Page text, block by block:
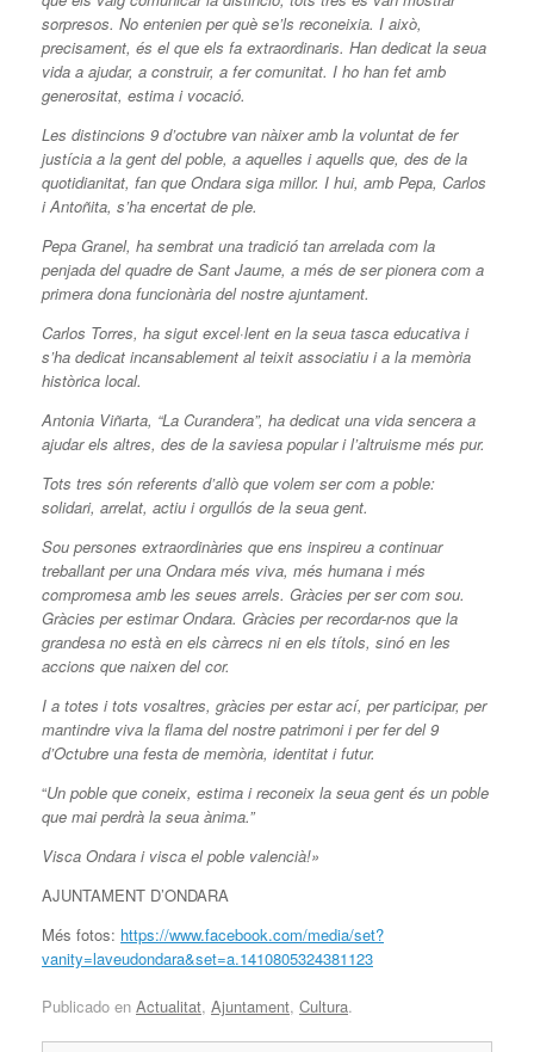
sorpresos. No entenien per què se’ls reconeixia. I això,
precisament, és el que els fa extraordinaris. Han dedicat la seua
vida a ajudar, a construir, a fer comunitat. I ho han fet amb
generositat, estima i vocació.
Les distincions 9 d’octubre van nàixer amb la voluntat de fer
justícia a la gent del poble, a aquelles i aquells que, des de la
quotidianitat, fan que Ondara siga millor. I hui, amb Pepa, Carlos
i Antoñita, s’ha encertat de ple.
Pepa Granel, ha sembrat una tradició tan arrelada com la
penjada del quadre de Sant Jaume, a més de ser pionera com a
primera dona funcionària del nostre ajuntament.
Carlos Torres, ha sigut excel·lent en la seua tasca educativa i
s’ha dedicat incansablement al teixit associatiu i a la memòria
històrica local.
Antonia Viñarta, “La Curandera”, ha dedicat una vida sencera a
ajudar els altres, des de la saviesa popular i l’altruisme més pur.
Tots tres són referents d’allò que volem ser com a poble:
solidari, arrelat, actiu i orgullós de la seua gent.
Sou persones extraordinàries que ens inspireu a continuar
treballant per una Ondara més viva, més humana i més
compromesa amb les seues arrels. Gràcies per ser com sou.
Gràcies per estimar Ondara. Gràcies per recordar-nos que la
grandesa no està en els càrrecs ni en els títols, sinó en les
accions que naixen del cor.
I a totes i tots vosaltres, gràcies per estar ací, per participar, per
mantindre viva la flama del nostre patrimoni i per fer del 9
d’Octubre una festa de memòria, identitat i futur.
“Un poble que coneix, estima i reconeix la seua gent és un poble
que mai perdrà la seua ànima.”
Visca Ondara i visca el poble valencià!»
AJUNTAMENT D’ONDARA
Més fotos: https://www.facebook.com/media/set?
vanity=laveudondara&set=a.1410805324381123
Publicado en Actualitat, Ajuntament, Cultura.